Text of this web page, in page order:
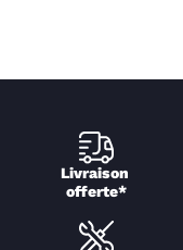
Livraison
offerte*